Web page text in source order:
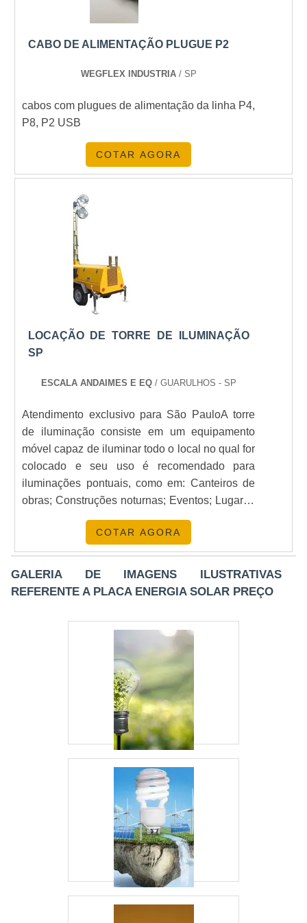
clientes, que são os maiores objetivos da marca
Kiyoshi Geradores, sendo assim, a empresa
tem sido preferência no segmento, pois tem
experiência de todos os clientes..
CABO DE ALIMENTAÇÃO PLUGUE P2
WEGFLEX INDUSTRIA/ SP
cabos com plugues de alimentação da linha P4,
P8, P2 USB
COTAR AGORA
LOCAÇÃO DE TORRE DE ILUMINAÇÃO
SP
ESCALA ANDAIMES E EQ/ GUARULHOS - SP
Atendimento exclusivo para São PauloA torre
de iluminação consiste em um equipamento
móvel capaz de iluminar todo o local no qual for
colocado e seu uso é recomendado para
iluminações pontuais, como em: Canteiros de
obras; Construções noturnas; Eventos; Lugares
com dificuldade de instalação elétrica. Cabível
a qualquer segmento, a torre, no setor de
construção civil, por exemplo, pode garantir
uma maior produtividade dos trabalhadores,
bem como o cumprimento de prazos dentro do
COTAR AGORA
GALERIA DE IMAGENS ILUSTRATIVAS
REFERENTE A PLACA ENERGIA SOLAR PREÇO